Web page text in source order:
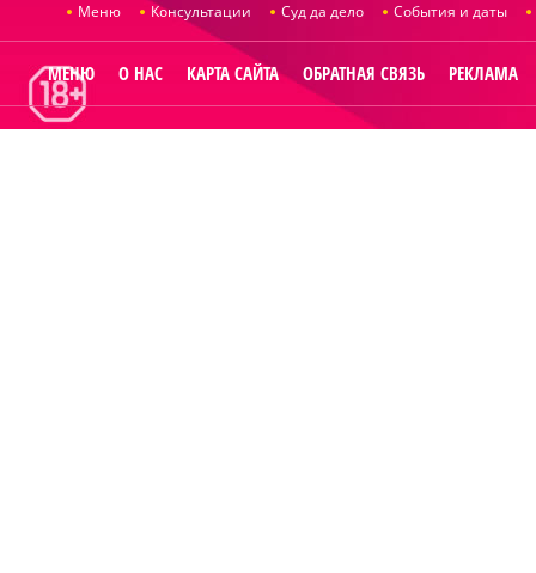
Меню Консультации Суд да дело События и даты
МЕНЮ О НАС КАРТА САЙТА ОБРАТНАЯ СВЯЗЬ РЕКЛАМА